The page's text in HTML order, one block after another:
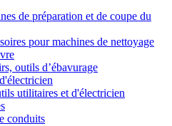
de préparation et de coupe du
pour machines de nettoyage
outils d’ébavurage
utilitaires et d'électricien
conduits